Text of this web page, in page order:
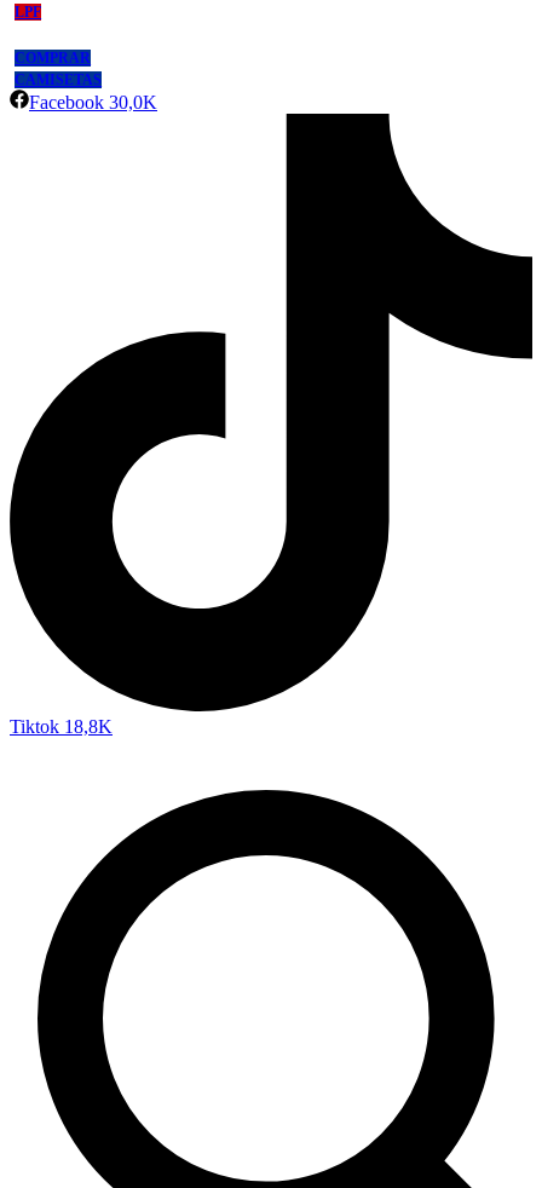
LPF
COMPRAR
CAMISETAS
Facebook 30,0K
Tiktok 18,8K